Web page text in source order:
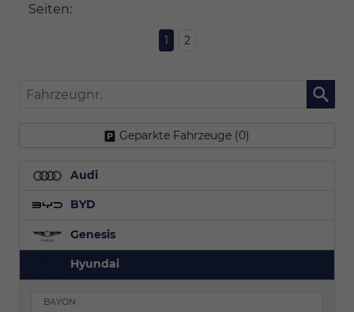
Seiten:
1 2
Fahrzeugnr.
Geparkte Fahrzeuge (0)
Audi
BYD
Genesis
Hyundai
BAYON